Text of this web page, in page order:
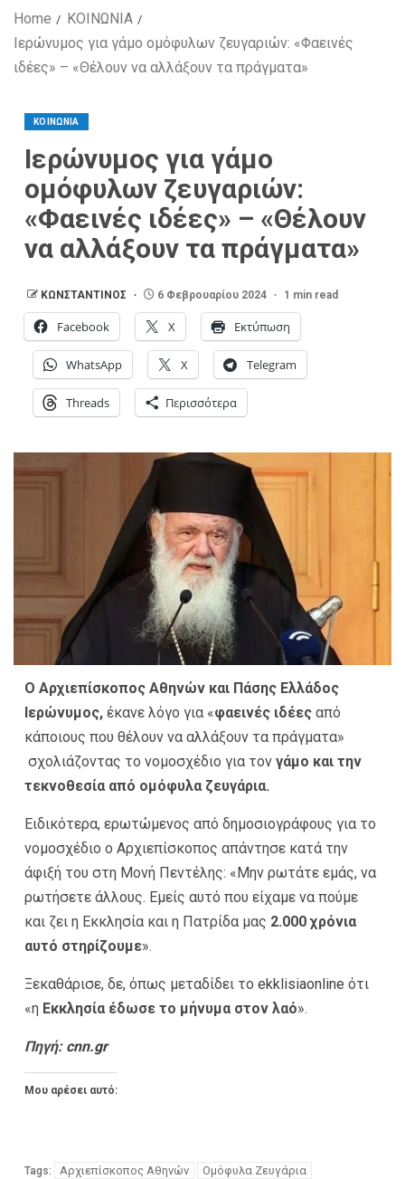
Home
ΚΟΙΝΩΝΙΑ
Ιερώνυμος για γάμο ομόφυλων ζευγαριών: «Φαεινές
ιδέες» – «Θέλουν να αλλάξουν τα πράγματα»
ΚΟΙΝΩΝΙΑ
Ιερώνυμος για γάμο
ομόφυλων ζευγαριών:
«Φαεινές ιδέες» – «Θέλουν
να αλλάξουν τα πράγματα»
ΚΩΝΣΤΑΝΤΙΝΟΣ 6 Φεβρουαρίου 2024 1 min read
Facebook X Εκτύπωση
WhatsApp X Telegram
Threads Περισσότερα
Ο Αρχιεπίσκοπος Αθηνών και Πάσης Ελλάδος
Ιερώνυμος, έκανε λόγο για «φαεινές ιδέες από
κάποιους που θέλουν να αλλάξουν τα πράγματα»
σχολιάζοντας το νομοσχέδιο για τον γάμο και την
τεκνοθεσία από ομόφυλα ζευγάρια.
Ειδικότερα, ερωτώμενος από δημοσιογράφους για το
νομοσχέδιο ο Αρχιεπίσκοπος απάντησε κατά την
άφιξή του στη Μονή Πεντέλης: «Μην ρωτάτε εμάς, να
ρωτήσετε άλλους. Εμείς αυτό που είχαμε να πούμε
και ζει η Εκκλησία και η Πατρίδα μας 2.000 χρόνια
αυτό στηρίζουμε».
Ξεκαθάρισε, δε, όπως μεταδίδει το ekklisiaonline ότι
«η Εκκλησία έδωσε το μήνυμα στον λαό».
Πηγή: cnn.gr
Μου αρέσει αυτό:
Tags: Αρχιεπίσκοπος Αθηνών Ομόφυλα Ζευγάρια